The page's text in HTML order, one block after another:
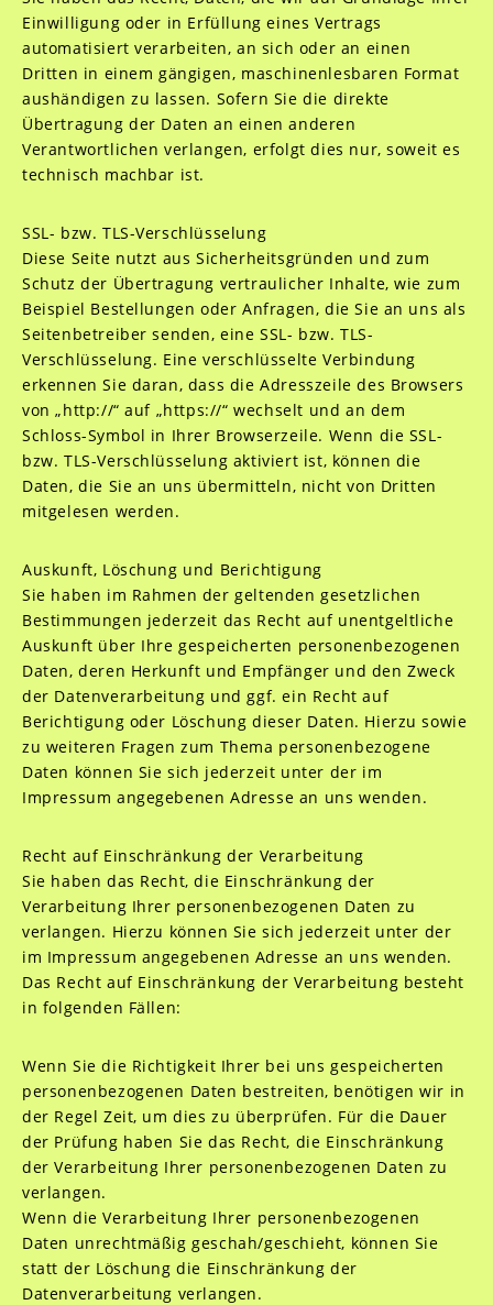
Einwilligung oder in Erfüllung eines Vertrags
automatisiert verarbeiten, an sich oder an einen
Dritten in einem gängigen, maschinenlesbaren Format
aushändigen zu lassen. Sofern Sie die direkte
Übertragung der Daten an einen anderen
Verantwortlichen verlangen, erfolgt dies nur, soweit es
technisch machbar ist.
SSL- bzw. TLS-Verschlüsselung
Diese Seite nutzt aus Sicherheitsgründen und zum
Schutz der Übertragung vertraulicher Inhalte, wie zum
Beispiel Bestellungen oder Anfragen, die Sie an uns als
Seitenbetreiber senden, eine SSL- bzw. TLS-
Verschlüsselung. Eine verschlüsselte Verbindung
erkennen Sie daran, dass die Adresszeile des Browsers
von „http://“ auf „https://“ wechselt und an dem
Schloss-Symbol in Ihrer Browserzeile. Wenn die SSL-
bzw. TLS-Verschlüsselung aktiviert ist, können die
Daten, die Sie an uns übermitteln, nicht von Dritten
mitgelesen werden.
Auskunft, Löschung und Berichtigung
Sie haben im Rahmen der geltenden gesetzlichen
Bestimmungen jederzeit das Recht auf unentgeltliche
Auskunft über Ihre gespeicherten personenbezogenen
Daten, deren Herkunft und Empfänger und den Zweck
der Datenverarbeitung und ggf. ein Recht auf
Berichtigung oder Löschung dieser Daten. Hierzu sowie
zu weiteren Fragen zum Thema personenbezogene
Daten können Sie sich jederzeit unter der im
Impressum angegebenen Adresse an uns wenden.
Recht auf Einschränkung der Verarbeitung
Sie haben das Recht, die Einschränkung der
Verarbeitung Ihrer personenbezogenen Daten zu
verlangen. Hierzu können Sie sich jederzeit unter der
im Impressum angegebenen Adresse an uns wenden.
Das Recht auf Einschränkung der Verarbeitung besteht
in folgenden Fällen:
Wenn Sie die Richtigkeit Ihrer bei uns gespeicherten
personenbezogenen Daten bestreiten, benötigen wir in
der Regel Zeit, um dies zu überprüfen. Für die Dauer
der Prüfung haben Sie das Recht, die Einschränkung
der Verarbeitung Ihrer personenbezogenen Daten zu
verlangen.
Wenn die Verarbeitung Ihrer personenbezogenen
Daten unrechtmäßig geschah/geschieht, können Sie
statt der Löschung die Einschränkung der
Datenverarbeitung verlangen.